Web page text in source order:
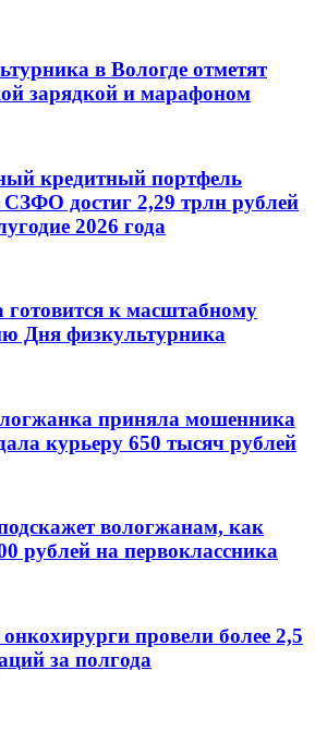
в Вологде отметят
зарядкой и марафоном
кредитный портфель
достиг 2,29 трлн рублей
2026 года
готовится к масштабному
Дня физкультурника
приняла мошенника
курьеру 650 тысяч рублей
вологжанам, как
рублей на первоклассника
провели более 2,5
за полгода